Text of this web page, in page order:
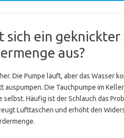
sich ein
aus?
Die Pumpe läuft, aber das Wasser
auspumpen. Die Tauchpumpe im
selbst. Häufig ist der Schlauch das
Lufttaschen und erhöht den